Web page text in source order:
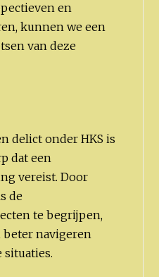
en
kunnen we een
van deze
delict onder HKS is
dat een
vereist. Door
de
te begrijpen,
navigeren
situaties.